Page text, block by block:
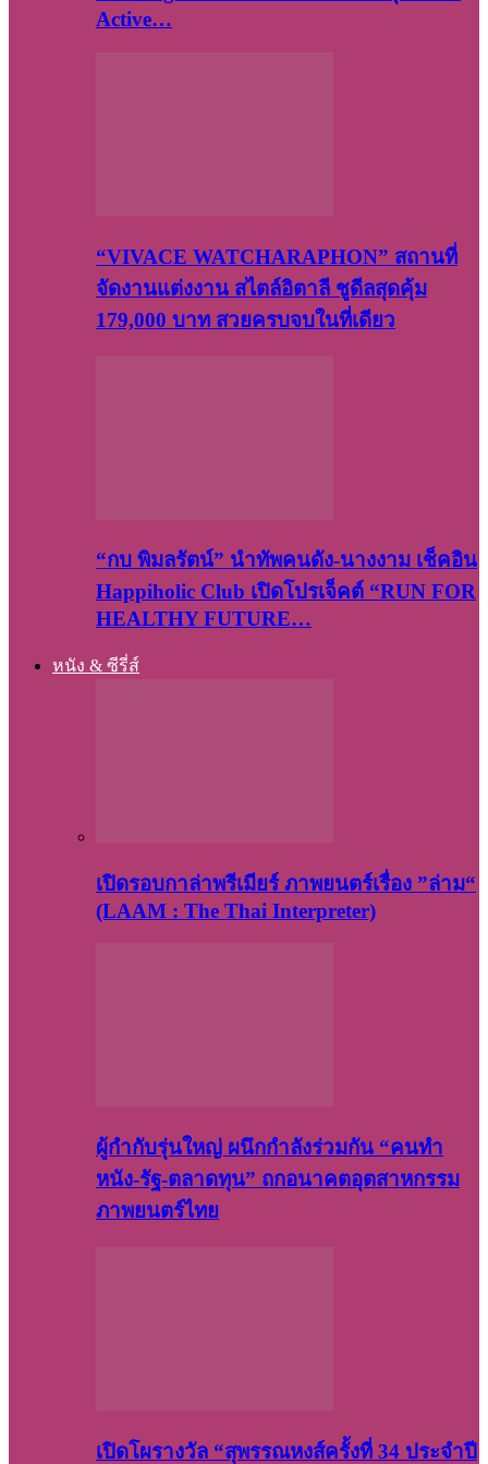
Active…
“VIVACE WATCHARAPHON” สถานที่
จัดงานแต่งงาน สไตล์อิตาลี ชูดีลสุดคุ้ม
179,000 บาท สวยครบจบในที่เดียว
“กบ พิมลรัตน์” นำทัพคนดัง-นางงาม เช็คอิน
Happiholic Club เปิดโปรเจ็คต์ “RUN FOR
HEALTHY FUTURE…
หนัง & ซีรี่ส์
เปิดรอบกาล่าพรีเมียร์ ภาพยนตร์เรื่อง ”ล่าม“
(LAAM : The Thai Interpreter)
ผู้กำกับรุ่นใหญ่ ผนึกกำลังร่วมกัน “คนทำ
หนัง-รัฐ-ตลาดทุน” ถกอนาคตอุตสาหกรรม
ภาพยนตร์ไทย
เปิดโผรางวัล “สุพรรณหงส์ครั้งที่ 34 ประจำปี